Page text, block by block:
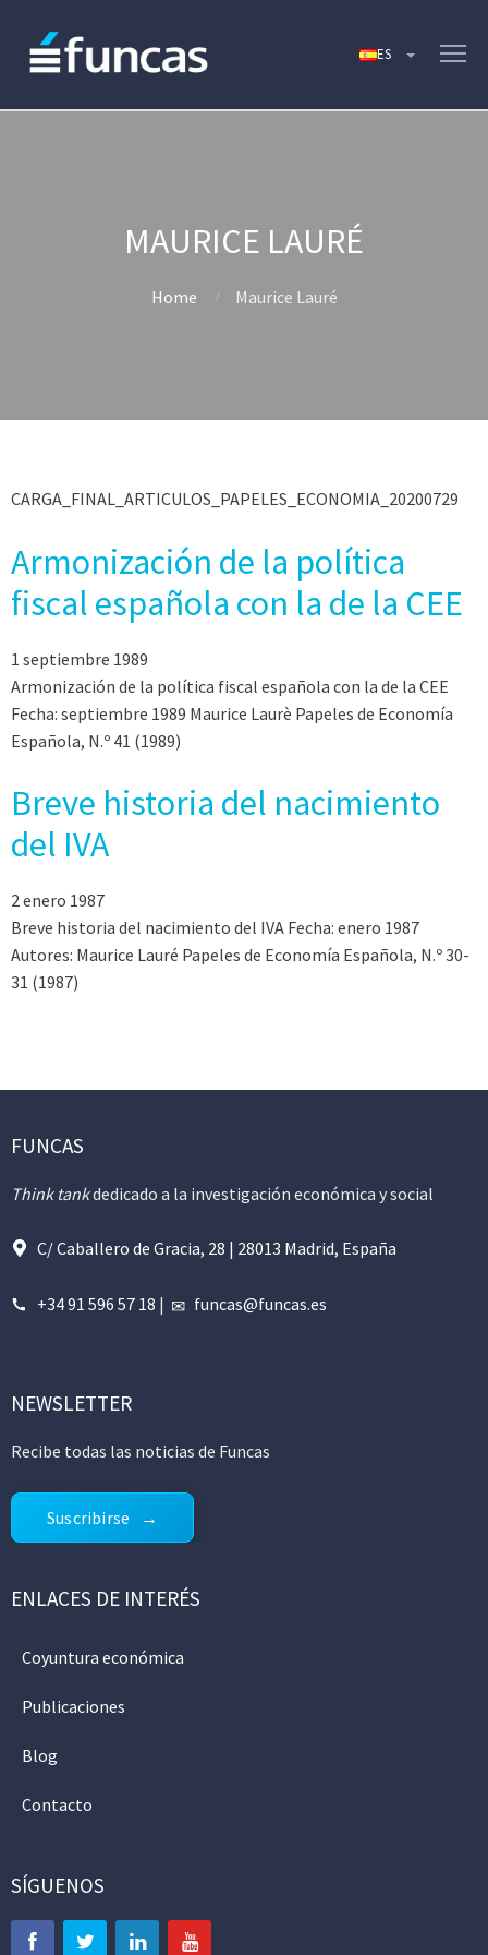
MAURICE LAURÉ
Home Maurice Lauré
CARGA_FINAL_ARTICULOS_PAPELES_ECONOMIA_20200729
Armonización de la política
fiscal española con la de la CEE
1 septiembre 1989
Armonización de la política fiscal española con la de la CEE
Fecha: septiembre 1989 Maurice Laurè Papeles de Economía
Española, N.º 41 (1989)
Breve historia del nacimiento
del IVA
2 enero 1987
Breve historia del nacimiento del IVA Fecha: enero 1987
Autores: Maurice Lauré Papeles de Economía Española, N.º 30-
31 (1987)
FUNCAS
Think tankdedicado a la investigación económica y social
C/ Caballero de Gracia, 28 | 28013 Madrid, España
+34 91 596 57 18 | funcas@funcas.es
NEWSLETTER
Recibe todas las noticias de Funcas
Suscribirse
ENLACES DE INTERÉS
Coyuntura económica
Publicaciones
Blog
Contacto
SÍGUENOS